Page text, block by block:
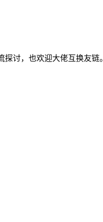
讨，也欢迎大佬互换友链。